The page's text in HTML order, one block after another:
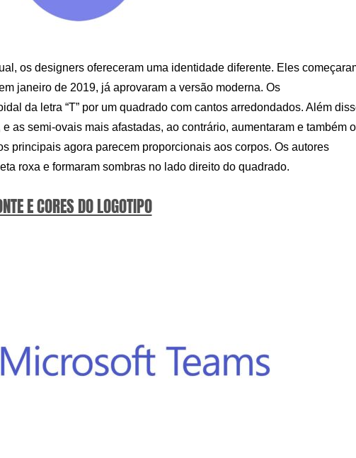
os designers ofereceram uma identidade diferente. Eles
janeiro de 2019, já aprovaram a versão moderna. Os
da letra “T” por um quadrado com cantos arredondados. Além
as semi-ovais mais afastadas, ao contrário, aumentaram e também o
principais agora parecem proporcionais aos corpos. Os autores
roxa e formaram sombras no lado direito do quadrado.
E CORES DO LOGOTIPO